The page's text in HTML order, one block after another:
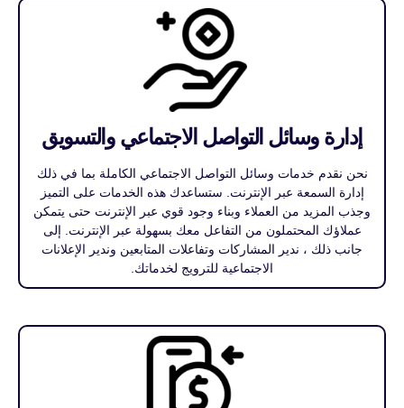
إدارة وسائل التواصل الاجتماعي والتسويق
نحن نقدم خدمات وسائل التواصل الاجتماعي الكاملة بما في ذلك
إدارة السمعة عبر الإنترنت. ستساعدك هذه الخدمات على التميز
وجذب المزيد من العملاء وبناء وجود قوي عبر الإنترنت حتى يتمكن
عملاؤك المحتملون من التفاعل معك بسهولة عبر الإنترنت. إلى
جانب ذلك ، ندير المشاركات وتفاعلات المتابعين وندير الإعلانات
الاجتماعية للترويج لخدماتك.